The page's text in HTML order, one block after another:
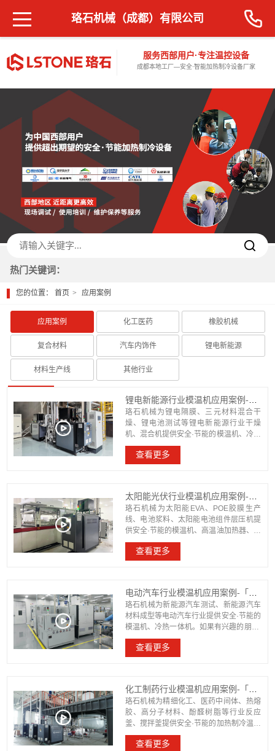
服务西部用户·专注温控设备
成都本地工厂—安全·智能加热制冷设备厂家
珞石机械（成都）有限公司
热门关键词：
您的位置：首页 应用案例
应用案例 化工医药 橡胶机械
复合材料 汽车内饰件 锂电新能源
材料生产线 其他行业
锂电新能源行业模温机应用案例-「珞石机械」视频介绍
珞石机械为锂电隔膜、三元材料混合干
燥、锂电池测试等锂电新能源行业干燥
机、混合机提供安全·节能的模温机、冷热
一体机，锂电测试控温模温机。如果有兴
趣的朋友,成都珞石机械欢迎来电沟通。
查看更多
太阳能光伏行业模温机应用案例-「珞石机械」视频介绍
珞石机械为太阳能EVA、POE胶膜生产
线、电池浆料、太阳能电池组件层压机提
供安全·节能的模温机、高温油加热器、恒
温循环水冷却系。如果有兴趣的朋友,成都
珞石机械欢迎来电沟通。
查看更多
珞石机械为新能源汽车测试、新能源汽车
材料成型等电动汽车行业提供安全·节能的
模温机、冷热一体机。如果有兴趣的朋友,
成都珞石机械欢迎来电沟通。
查看更多
珞石机械为精细化工、医药中间体、热熔
胶、高分子材料、酚醛树脂等行业反应
釜、搅拌釜提供安全·节能的加热制冷温控
设备。如果有兴趣的朋友,成都珞石机械欢
迎来电沟通。
查看更多